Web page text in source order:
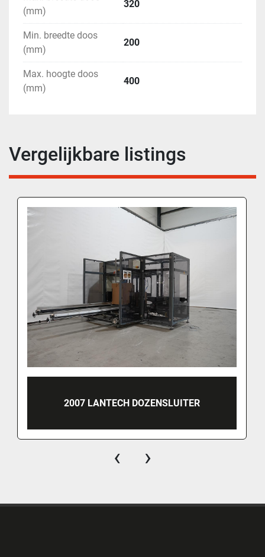
(mm)
320
Min. breedte doos
(mm)
200
Max. hoogte doos
(mm)
400
Vergelijkbare listings
2007 LANTECH DOZENSLUITER
‹ ›